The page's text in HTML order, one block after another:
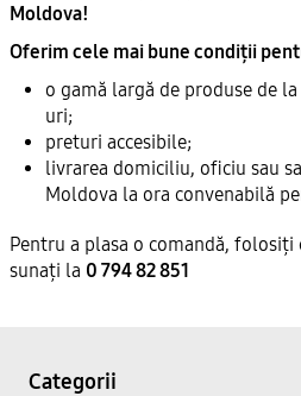
Moldova!
Oferim cele mai bune condiții
o gamă largă de produse de
uri;
preturi accesibile;
livrarea domiciliu, oficiu sau
Moldova la ora convenabilă
Pentru a plasa o comandă,
sunați la 0 794 82 851
Categorii